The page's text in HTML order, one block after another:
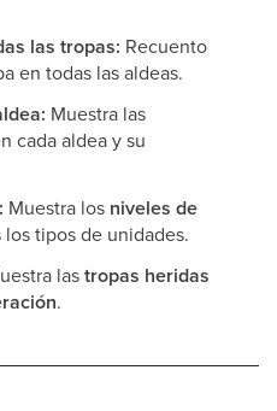
las tropas: Recuento
en todas las aldeas.
Muestra las
cada aldea y su
Muestra los niveles de
los tipos de unidades.
lastropas heridas
.